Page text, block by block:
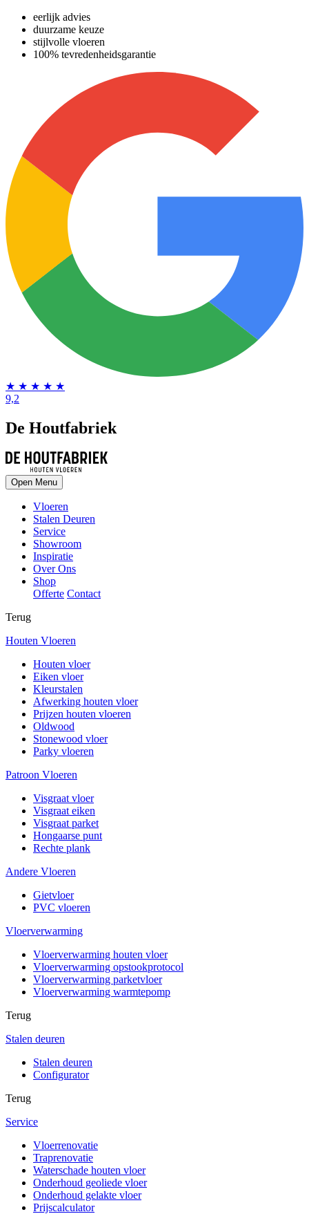
eerlijk advies
duurzame keuze
stijlvolle vloeren
100% tevredenheidsgarantie
★ ★ ★ ★ ★
9,2
De Houtfabriek
Open Menu
Vloeren
Stalen Deuren
Service
Showroom
Inspiratie
Over Ons
Shop
Offerte Contact
Terug
Houten Vloeren
Houten vloer
Eiken vloer
Kleurstalen
Afwerking houten vloer
Prijzen houten vloeren
Oldwood
Stonewood vloer
Parky vloeren
Patroon Vloeren
Visgraat vloer
Visgraat eiken
Visgraat parket
Hongaarse punt
Rechte plank
Andere Vloeren
Gietvloer
PVC vloeren
Vloerverwarming
Vloerverwarming houten vloer
Vloerverwarming opstookprotocol
Vloerverwarming parketvloer
Vloerverwarming warmtepomp
Terug
Stalen deuren
Stalen deuren
Configurator
Terug
Service
Vloerrenovatie
Traprenovatie
Waterschade houten vloer
Onderhoud geoliede vloer
Onderhoud gelakte vloer
Prijscalculator